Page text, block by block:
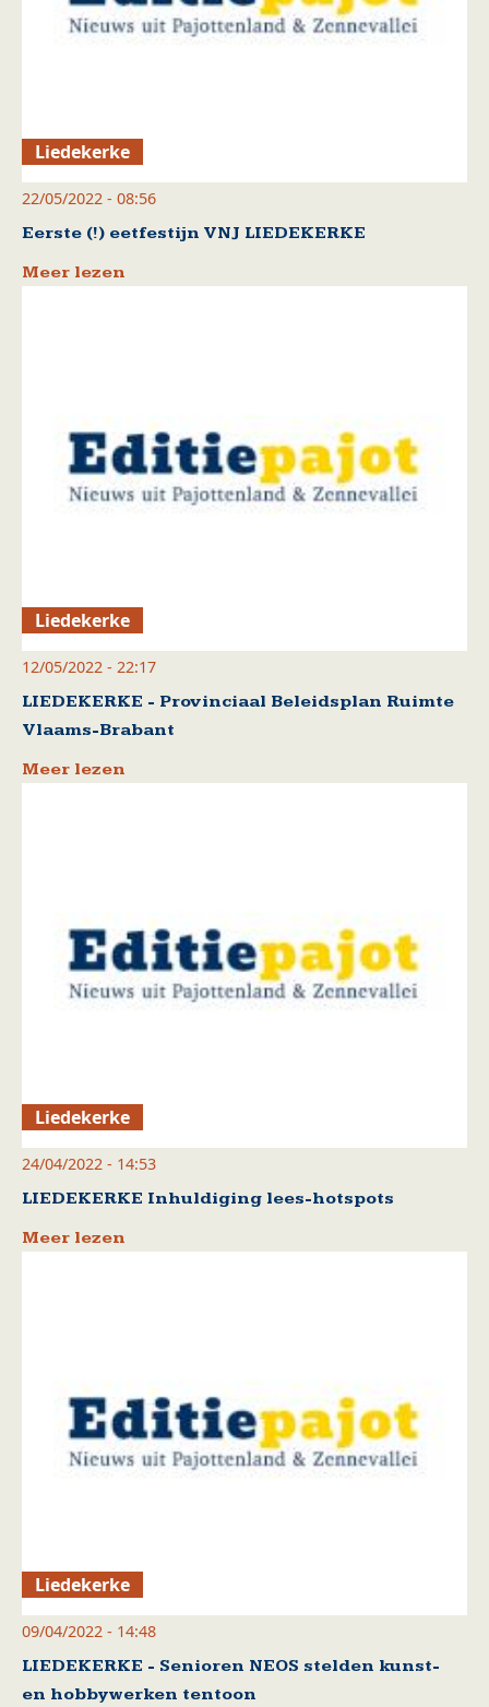
Liedekerke
22/05/2022 - 08:56
Eerste (!) eetfestijn VNJ LIEDEKERKE
Meer lezen
Liedekerke
12/05/2022 - 22:17
LIEDEKERKE - Provinciaal Beleidsplan Ruimte
Vlaams-Brabant
Meer lezen
Liedekerke
24/04/2022 - 14:53
LIEDEKERKE Inhuldiging lees-hotspots
Meer lezen
Liedekerke
09/04/2022 - 14:48
LIEDEKERKE - Senioren NEOS stelden kunst-
en hobbywerken tentoon